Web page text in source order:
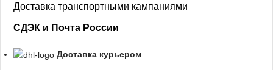
Доставка транспортными кампаниями
СДЭК и Почта России
Доставка курьером